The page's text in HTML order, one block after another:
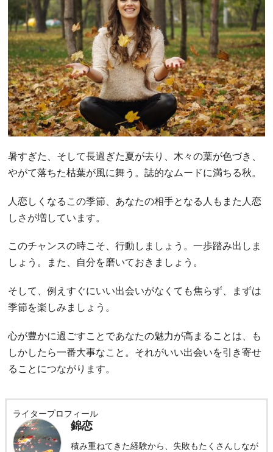
暑すぎた、そして長過ぎた夏が去り、木々の葉が色づき、
やがて落ちた枯葉が風に舞う。誌的なムードに満ちる秋。
人恋しくなるこの季節、あなたの相手となる人もまた人恋
しさが増しています。
このチャンスの時こそ、行動しましょう。一歩踏み出しま
しょう。また、自分を磨いておきましょう。
そして、例えすぐにいい出会いがなくても焦らず、まずは
季節を楽しみましょう。
心が豊かに過ごすことであなたの魅力が高まることは、も
しかしたら一番大事なこと。それがいい出会いを引き寄せ
ることにつながります。
ライタープロフィール
錦恋
積み重ねてきた経験から、失敗もたくさんしなが